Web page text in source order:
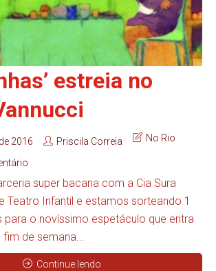
estreia no
2016 Priscila Correia No Rio
super bacana com a Cia Sura
Teatro Infantil e estamos sorteando 1
para o novíssimo espetáculo que entra
de semana...
Continue lendo